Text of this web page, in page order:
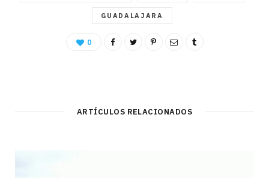
GUADALAJARA
0
ARTÍCULOS RELACIONADOS